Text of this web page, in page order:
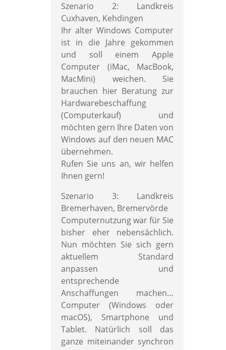
Szenario 2: Landkreis
Cuxhaven, Kehdingen
Ihr alter Windows Computer
ist in die Jahre gekommen
und soll einem Apple
Computer (iMac, MacBook,
MacMini) weichen. Sie
brauchen hier Beratung zur
Hardwarebeschaffung
(Computerkauf) und
möchten gern Ihre Daten von
Windows auf den neuen MAC
übernehmen.
Rufen Sie uns an, wir helfen
Ihnen gern!
Szenario 3: Landkreis
Bremerhaven, Bremervörde
Computernutzung war für Sie
bisher eher nebensächlich.
Nun möchten Sie sich gern
aktuellem Standard
anpassen und
entsprechende
Anschaffungen machen…
Computer (Windows oder
macOS), Smartphone und
Tablet. Natürlich soll das
ganze miteinander synchron